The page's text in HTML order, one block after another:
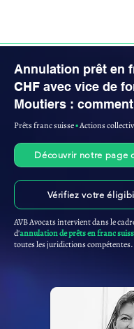
Annulation prêt en
CHF avec vice de
Moutiers :
Prêts franc suisse▪︎Actions
Découvrir notre page
Vérifiez votre
AVB Avocats intervient dans le
d'annulation de prêts en franc
toutes les juridictions compétentes.